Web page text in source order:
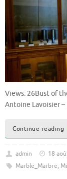
Views: 26Bust of
Antoine Lavoisier
Continue reading
admin 18
Marble_Marbre,